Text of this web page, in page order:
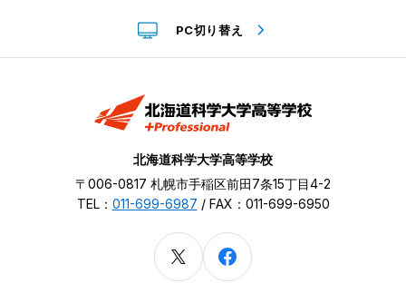
PC切り替え
北海道科学大学高等学校
〒006-0817 札幌市手稲区前田7条15丁目4-2
TEL： 011-699-6987 / FAX：011-699-6950